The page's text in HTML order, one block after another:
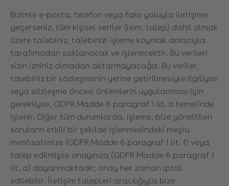
Bizimle e-posta, telefon veya faks yoluyla iletişime
geçerseniz, tüm kişisel veriler (isim, talep) dahil olmak
üzere talebiniz, talebinizi işleme koymak amacıyla
tarafımızdan saklanacak ve işlenecektir. Bu verileri
sizin izniniz olmadan aktarmayacağız. Bu veriler,
talebiniz bir sözleşmenin yerine getirilmesiyle ilgiliyse
veya sözleşme öncesi önlemlerin uygulanması için
gerekliyse, GDPR Madde 6 paragraf 1 lit. b temelinde
işlenir. Diğer tüm durumlarda, işleme, bize yöneltilen
soruların etkili bir şekilde işlenmesindeki meşru
menfaatimize (GDPR Madde 6 paragraf 1 lit. f) veya
talep edilmişse onayınıza (GDPR Madde 6 paragraf 1
lit. a) dayanmaktadır; onay her zaman iptal
edilebilir. İletişim talepleri aracılığıyla bize